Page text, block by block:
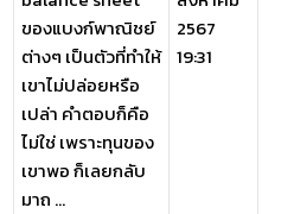
ของแบงก์พาณิชย์
ต่างๆ เป็นตัวที่ทำให้
เขาไม่ปล่อยหรือ
เปล่า คำตอบก็คือ
ไม่ใช่ เพราะทุนของ
เขาพอ ก็เลยกลับ
มาถ ...
2567
19:31